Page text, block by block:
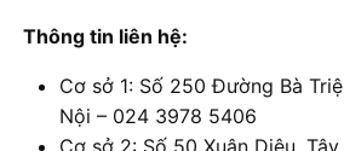
Thông tin liên hệ:
Cơ sở 1: Số 250 Đường Bà
Nội – 024 3978 5406
Cơ sở 2: Số 50 Xuân Diệu,